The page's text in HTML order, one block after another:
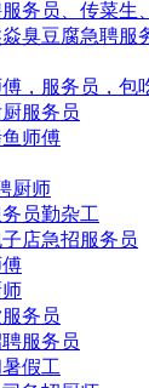
务员、传菜生
臭豆腐急聘服
，服务员，包
服务员
师傅
厨师
员勤杂工
店急招服务员
务员
服务员
假工